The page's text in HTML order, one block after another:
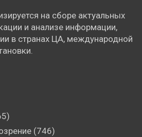
на сборе актуальных
и анализе информации,
в странах ЦА, международной
(746)